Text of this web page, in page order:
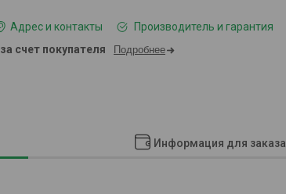
Адрес и контакты
Производитель и гарантия
за счет покупателя Подробнее
Информация для заказа